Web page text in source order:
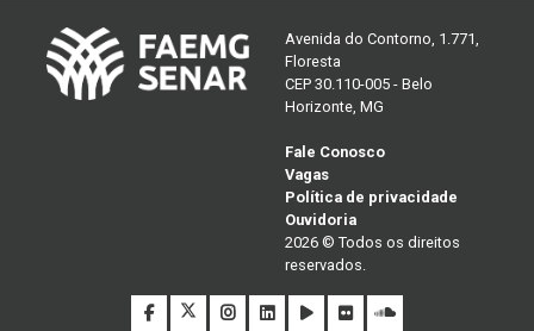
Avenida do Contorno, 1.771,
Floresta
CEP 30.110-005 - Belo
Horizonte, MG
Fale Conosco
Vagas
Política de privacidade
Ouvidoria
2026 © Todos os direitos
reservados.